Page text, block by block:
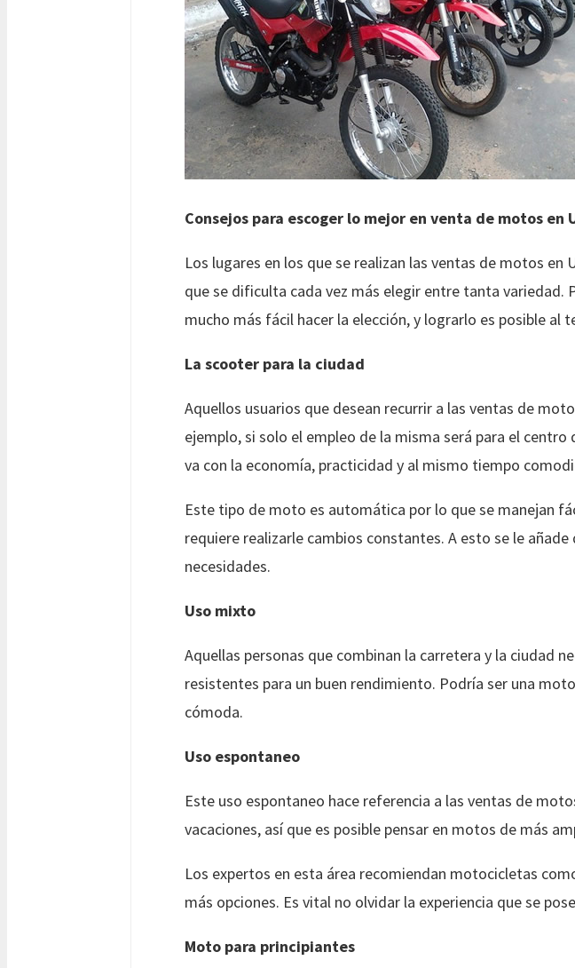
Consejos para escoger lo mejor en venta de motos en
Los lugares en los que se realizan las ventas de motos
que se dificulta cada vez más elegir entre tanta variedad.
mucho más fácil hacer la elección, y lograrlo es posible al
La scooter para la ciudad
Aquellos usuarios que desean recurrir a las ventas de
ejemplo, si solo el empleo de la misma será para el
va con la economía, practicidad y al mismo tiempo
Este tipo de moto es automática por lo que se manejan
requiere realizarle cambios constantes. A esto se le
necesidades.
Uso mixto
Aquellas personas que combinan la carretera y la ciudad
resistentes para un buen rendimiento. Podría ser una
cómoda.
Uso espontaneo
Este uso espontaneo hace referencia a las ventas de
vacaciones, así que es posible pensar en motos de más
Los expertos en esta área recomiendan motocicletas
más opciones. Es vital no olvidar la experiencia que se
Moto para principiantes